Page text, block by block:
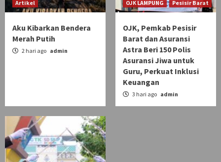
Artikel
Aku Kibarkan Bendera
Merah Putih
2 hari ago admin
OJK LAMPUNG
Pesisir Barat
OJK, Pemkab Pesisir
Barat dan Asuransi
Astra Beri 150 Polis
Asuransi Jiwa untuk
Guru, Perkuat Inklusi
Keuangan
3 hari ago admin